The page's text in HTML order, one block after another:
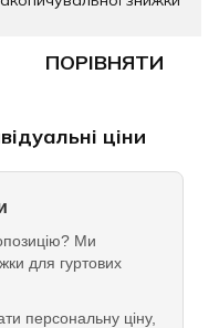
ПОРІВНЯТИ
ціни
Ми
для гуртових
персональну ціну,